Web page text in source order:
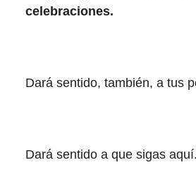
celebraciones.
Dará sentido, también, a tus
Dará sentido a que sigas aquí.